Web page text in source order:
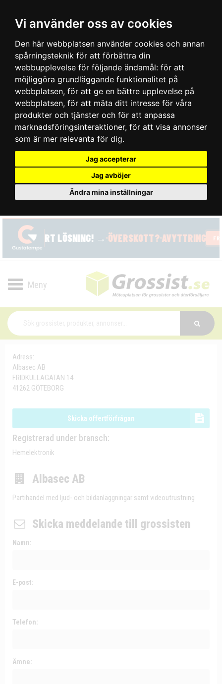
Vi använder oss av cookies
Den här webbplatsen använder cookies och annan
spårningsteknik för att förbättra din
webbupplevelse för följande ändamål: för att
möjliggöra grundläggande funktionalitet på
webbplatsen, för att ge en bättre upplevelse på
webbplatsen, för att mäta ditt intresse för våra
produkter och tjänster och för att anpassa
marknadsföringsinteraktioner, för att visa annonser
som är mer relevanta för dig.
Jag accepterar
Jag avböjer
Ändra mina inställningar
Toggle
Adress:
Albasec AB
FRIDKULLAGATAN 14
41262 GÖTEBORG
Skicka offertförfrågan
Registrerad under bransch:
Hemelektronik
Albasec AB
Partihandel med ljud- och bildanläggningar samt videoutrustning
Skicka meddelande till grossisten
Namn:
E-post:
Telefon:
Ämne: